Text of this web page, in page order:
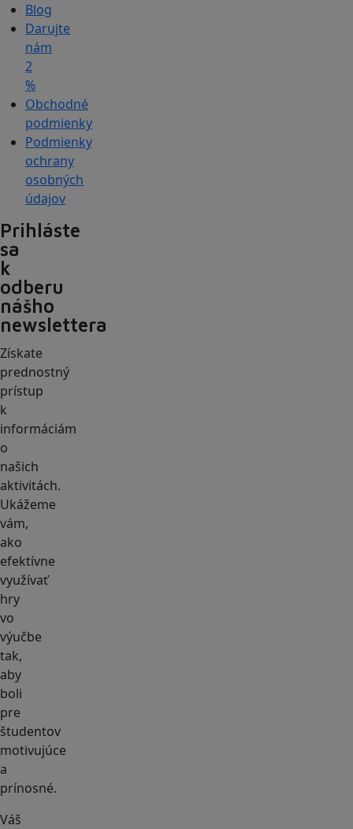
Blog
Darujte
nám
2
%
Obchodné
podmienky
Podmienky
ochrany
osobných
údajov
Prihláste
sa
k
odberu
nášho
newslettera
Získate
prednostný
prístup
k
informáciám
o
našich
aktivitách.
Ukážeme
vám,
ako
efektívne
využívať
hry
vo
výučbe
tak,
aby
boli
pre
študentov
motivujúce
a
prínosné.
Váš